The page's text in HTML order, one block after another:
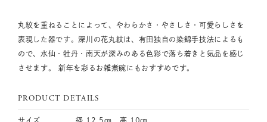
丸紋を重ねることによって、やわらかさ・やさしさ・可愛らしさを
表現した器です。深川の花丸紋は、有田独自の染錦手技法によるも
ので、水仙・牡丹・南天が深みのある色彩で落ち着きと気品を感じ
させます。 新年を彩るお雑煮碗にもおすすめです。
PRODUCT DETAILS
サイズ 径 12.5㎝ , 高 10㎝